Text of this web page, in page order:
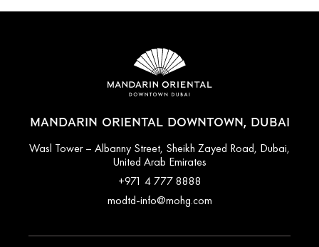
MANDARIN ORIENTAL DOWNTOWN, DUBAI
Wasl Tower – Albanny Street, Sheikh Zayed Road, Dubai,
United Arab Emirates
+971 4 777 8888
modtd-info@mohg.com